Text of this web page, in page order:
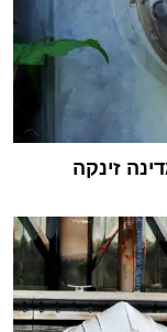
זינקה